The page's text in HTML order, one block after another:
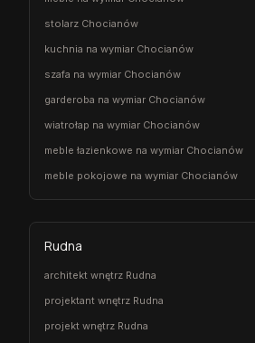
stolarz Chocianów
kuchnia na wymiar Chocianów
szafa na wymiar Chocianów
garderoba na wymiar Chocianów
wiatrołap na wymiar Chocianów
meble łazienkowe na wymiar Chocianów
meble pokojowe na wymiar Chocianów
Rudna
architekt wnętrz Rudna
projektant wnętrz Rudna
projekt wnętrz Rudna